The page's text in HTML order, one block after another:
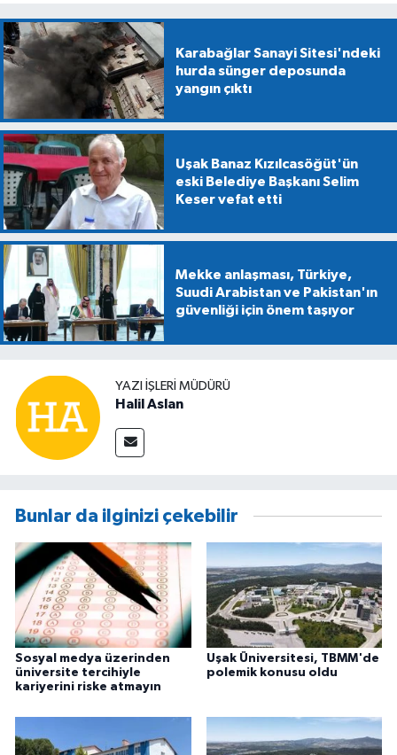
Karabağlar Sanayi Sitesi'ndeki
hurda sünger deposunda
yangın çıktı
Uşak Banaz Kızılcasöğüt'ün
eski Belediye Başkanı Selim
Keser vefat etti
Mekke anlaşması, Türkiye,
Suudi Arabistan ve Pakistan'ın
güvenliği için önem taşıyor
YAZI İŞLERİ MÜDÜRÜ
Halil Aslan
Bunlar da ilginizi çekebilir
Sosyal medya üzerinden
üniversite tercihiyle
kariyerini riske atmayın
Uşak Üniversitesi, TBMM'de
polemik konusu oldu